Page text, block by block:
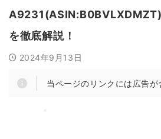
を徹底解説！
2024年9月13日
当ページのリンクには広告が